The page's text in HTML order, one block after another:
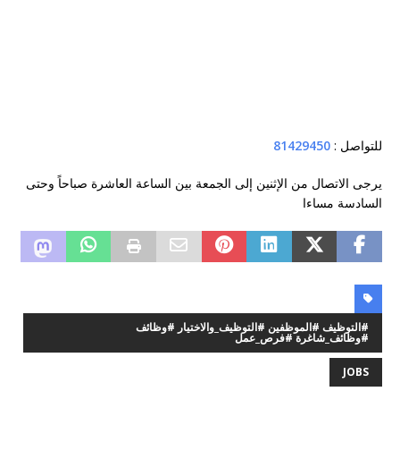
للتواصل : 81429450
يرجى الاتصال من الإثنين إلى الجمعة بين الساعة العاشرة صباحاً وحتى
السادسة مساءا
#التوظيف #الموظفين #التوظيف_والاختيار #وظائف
#وظائف_شاغرة #فرص_عمل
JOBS